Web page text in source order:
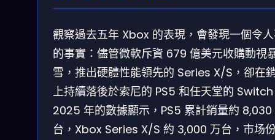
觀察過去五年 Xbox 的表現，會發現一個令
的事實：儘管微軟斥資 679 億美元收購動視
雪，推出硬體性能領先的 Series X/S，卻在
上持續落後於索尼的 PS5 和任天堂的
2025 年的數據顯示，PS5 累計銷量約 8,030
台，Xbox Series X/S 約 3,000 万台，市场